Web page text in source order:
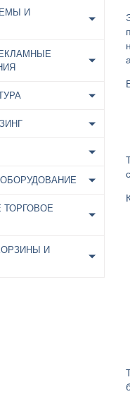
И
ТОРГОВОЕ
И